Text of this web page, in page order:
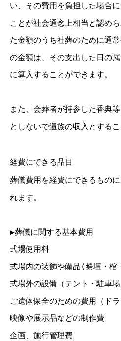
い、その費用を負担した場合
ことが社会通念上相当と認め
た金額のうち社葬のために通
の金額は、その支出した日の
に算入することができます。
また、会葬者が持参した香典
としないで遺族の収入とするこ
経費にできる品目
葬儀費用を経費にできるもの
れます。
▶葬儀に関する基本費用
式場使用料
式場内の装飾や備品(祭壇・棺
式場外の設備（テント・駐車場
ご遺体保全のための費用（ドラ
映像や展示品などの制作費
企画、施行管理費